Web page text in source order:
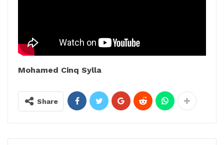
Mohamed Cinq Sylla
Share